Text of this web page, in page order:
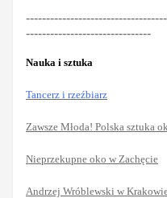
-------------------------------
Nauka i sztuka
Tancerz i rzeźbiarz
Zawsze Młoda! Polska sztuka
Nieprzekupne oko w Zachęcie
Andrzej Wróblewski w